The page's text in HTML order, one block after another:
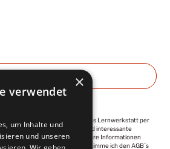
Newsletter von Kuntermanns Lernwerkstatt per
Impulse, Empfehlungen und interessante
ist jederzeit widerrufbar. Weitere Informationen
. Mit der Anmeldung, stimme ich den AGB´s
×
verwendet
um Inhalte und
und unseren